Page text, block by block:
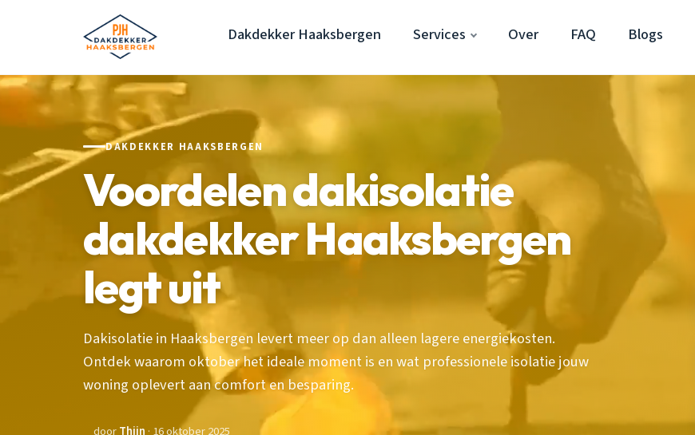
Dakdekker Haaksbergen Services Over FAQ Blogs
DAKDEKKER HAAKSBERGEN
Voordelen dakisolatie
dakdekker Haaksbergen
legt uit
Dakisolatie in Haaksbergen levert meer op dan alleen lagere energiekosten.
Ontdek waarom oktober het ideale moment is en wat professionele isolatie jouw
woning oplevert aan comfort en besparing.
doorThijn · 16 oktober 2025